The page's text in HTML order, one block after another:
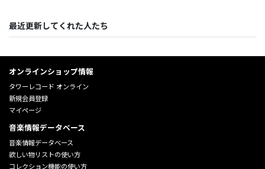
最近更新してくれた人たち
オンラインショップ情報
タワーレコード オンライン
新規会員登録
マイページ
音楽情報データベース
音楽情報データベース
欲しい物リストの使い方
コレクション機能の使い方